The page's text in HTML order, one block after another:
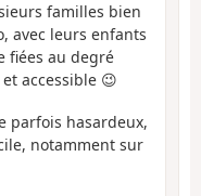
familles bien
avec leurs enfants
fiées au degré
accessible 😉
parfois hasardeux,
notamment sur